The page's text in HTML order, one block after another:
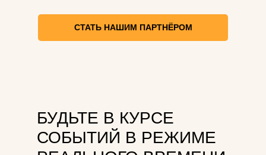
СТАТЬ НАШИМ ПАРТНЁРОМ
БУДЬТЕ В КУРСЕ
СОБЫТИЙ В РЕЖИМЕ